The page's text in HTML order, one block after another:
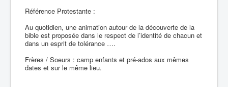
Référence Protestante :
Au quotidien, une animation autour de la découverte de la
bible est proposée dans le respect de l’identité de chacun et
dans un esprit de tolérance ….
Frères / Soeurs : camp enfants et pré-ados aux mêmes
dates et sur le même lieu.